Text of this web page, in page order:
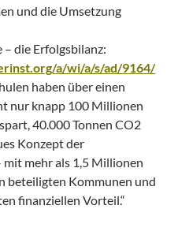
und die Umsetzung
– die Erfolgsbilanz:
a/wi/a/s/ad/9164/
haben über einen
nur knapp 100 Millionen
40.000 Tonnen CO2
Konzept der
mehr als 1,5 Millionen
beteiligten Kommunen und
finanziellen Vorteil.“